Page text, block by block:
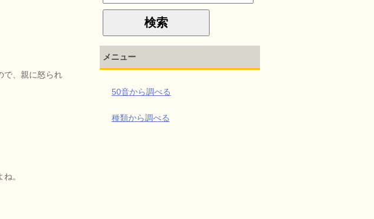
で、親に怒られ
。
メニュー
50音から調べる
種類から調べる